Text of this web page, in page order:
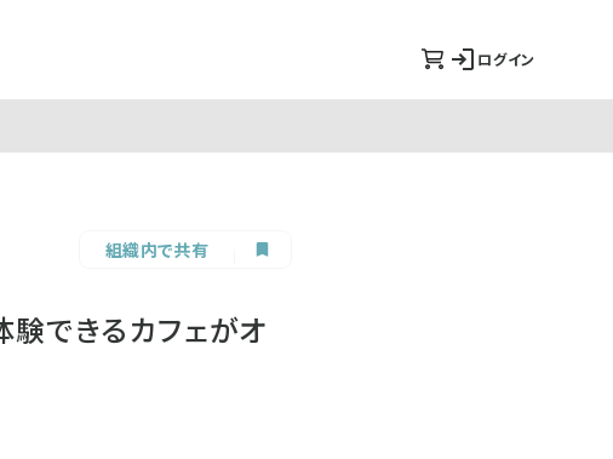
ログイン
組織内で共有
験できるカフェがオ